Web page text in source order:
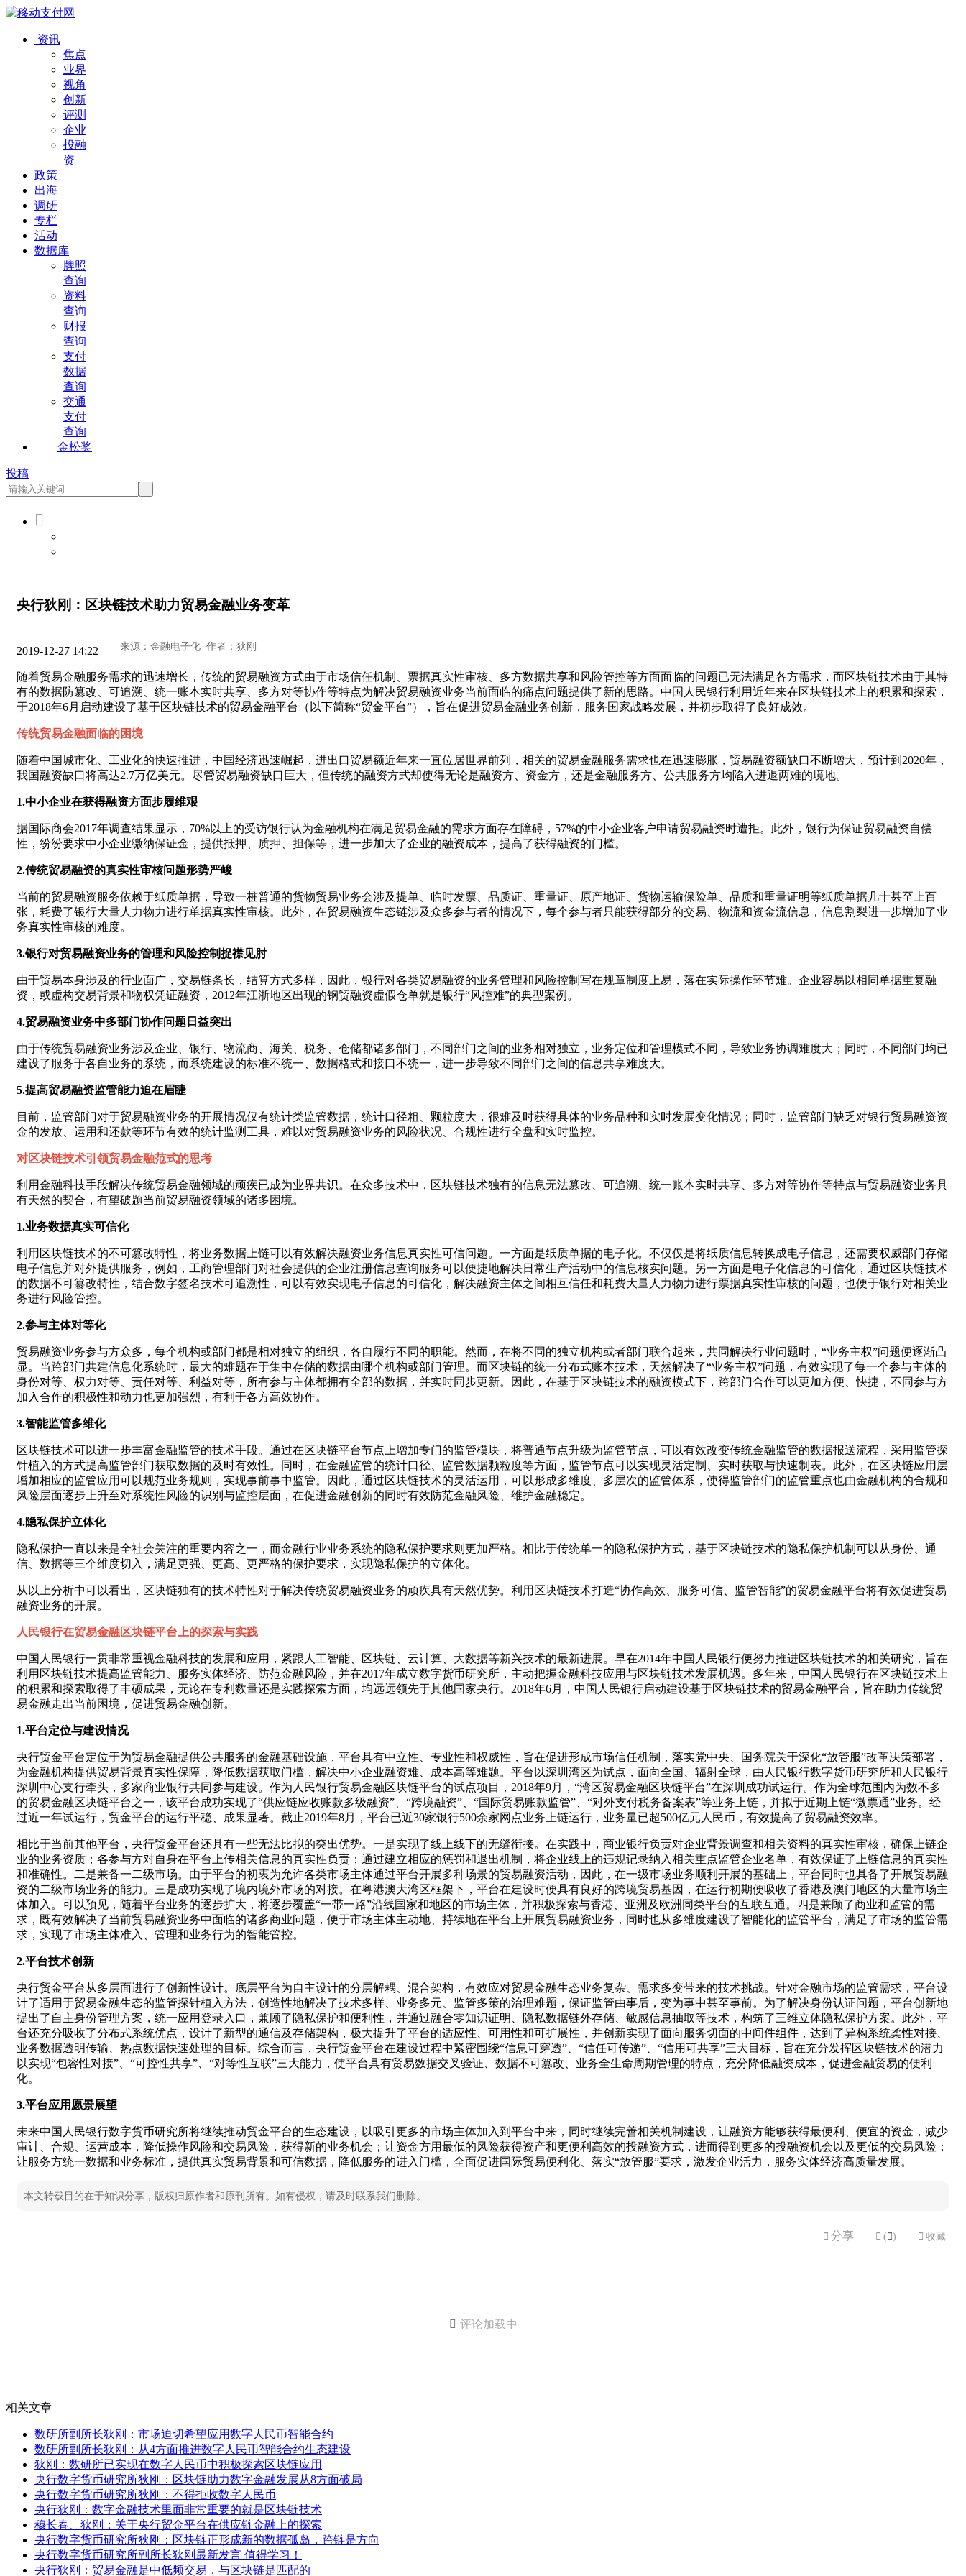
资讯
焦点
业界
视角
创新
评测
企业
投融
资
政策
出海
调研
专栏
活动
数据库
牌照
查询
资料
查询
财报
查询
支付
数据
查询
交通
支付
查询
金松奖
投稿

央行狄刚：区块链技术助力贸易金融业务变革
2019-12-27 14:22
随着贸易金融服务需求的迅速增长，传统的贸易融资方式由于市场信任机制、票据真实性审核、多方数据共享和风险管控等方面面临的问题已无法满足各方需求，而区块链技术由于其特
有的数据防篡改、可追溯、统一账本实时共享、多方对等协作等特点为解决贸易融资业务当前面临的痛点问题提供了新的思路。中国人民银行利用近年来在区块链技术上的积累和探索，
于2018年6月启动建设了基于区块链技术的贸易金融平台（以下简称“贸金平台”），旨在促进贸易金融业务创新，服务国家战略发展，并初步取得了良好成效。
传统贸易金融面临的困境
随着中国城市化、工业化的快速推进，中国经济迅速崛起，进出口贸易额近年来一直位居世界前列，相关的贸易金融服务需求也在迅速膨胀，贸易融资额缺口不断增大，预计到2020年，
我国融资缺口将高达2.7万亿美元。尽管贸易融资缺口巨大，但传统的融资方式却使得无论是融资方、资金方，还是金融服务方、公共服务方均陷入进退两难的境地。
1.中小企业在获得融资方面步履维艰
据国际商会2017年调查结果显示，70%以上的受访银行认为金融机构在满足贸易金融的需求方面存在障碍，57%的中小企业客户申请贸易融资时遭拒。此外，银行为保证贸易融资自偿
性，纷纷要求中小企业缴纳保证金，提供抵押、质押、担保等，进一步加大了企业的融资成本，提高了获得融资的门槛。
2.传统贸易融资的真实性审核问题形势严峻
当前的贸易融资服务依赖于纸质单据，导致一桩普通的货物贸易业务会涉及提单、临时发票、品质证、重量证、原产地证、货物运输保险单、品质和重量证明等纸质单据几十甚至上百
张，耗费了银行大量人力物力进行单据真实性审核。此外，在贸易融资生态链涉及众多参与者的情况下，每个参与者只能获得部分的交易、物流和资金流信息，信息割裂进一步增加了业
务真实性审核的难度。
3.银行对贸易融资业务的管理和风险控制捉襟见肘
由于贸易本身涉及的行业面广，交易链条长，结算方式多样，因此，银行对各类贸易融资的业务管理和风险控制写在规章制度上易，落在实际操作环节难。企业容易以相同单据重复融
资，或虚构交易背景和物权凭证融资，2012年江浙地区出现的钢贸融资虚假仓单就是银行“风控难”的典型案例。
4.贸易融资业务中多部门协作问题日益突出
由于传统贸易融资业务涉及企业、银行、物流商、海关、税务、仓储都诸多部门，不同部门之间的业务相对独立，业务定位和管理模式不同，导致业务协调难度大；同时，不同部门均已
建设了服务于各自业务的系统，而系统建设的标准不统一、数据格式和接口不统一，进一步导致不同部门之间的信息共享难度大。
5.提高贸易融资监管能力迫在眉睫
目前，监管部门对于贸易融资业务的开展情况仅有统计类监管数据，统计口径粗、颗粒度大，很难及时获得具体的业务品种和实时发展变化情况；同时，监管部门缺乏对银行贸易融资资
金的发放、运用和还款等环节有效的统计监测工具，难以对贸易融资业务的风险状况、合规性进行全盘和实时监控。
对区块链技术引领贸易金融范式的思考
利用金融科技手段解决传统贸易金融领域的顽疾已成为业界共识。在众多技术中，区块链技术独有的信息无法篡改、可追溯、统一账本实时共享、多方对等协作等特点与贸易融资业务具
有天然的契合，有望破题当前贸易融资领域的诸多困境。
1.业务数据真实可信化
利用区块链技术的不可篡改特性，将业务数据上链可以有效解决融资业务信息真实性可信问题。一方面是纸质单据的电子化。不仅仅是将纸质信息转换成电子信息，还需要权威部门存储
电子信息并对外提供服务，例如，工商管理部门对社会提供的企业注册信息查询服务可以便捷地解决日常生产活动中的信息核实问题。另一方面是电子化信息的可信化，通过区块链技术
的数据不可篡改特性，结合数字签名技术可追溯性，可以有效实现电子信息的可信化，解决融资主体之间相互信任和耗费大量人力物力进行票据真实性审核的问题，也便于银行对相关业
务进行风险管控。
2.参与主体对等化
贸易融资业务参与方众多，每个机构或部门都是相对独立的组织，各自履行不同的职能。然而，在将不同的独立机构或者部门联合起来，共同解决行业问题时，“业务主权”问题便逐渐凸
显。当跨部门共建信息化系统时，最大的难题在于集中存储的数据由哪个机构或部门管理。而区块链的统一分布式账本技术，天然解决了“业务主权”问题，有效实现了每一个参与主体的
身份对等、权力对等、责任对等、利益对等，所有参与主体都拥有全部的数据，并实时同步更新。因此，在基于区块链技术的融资模式下，跨部门合作可以更加方便、快捷，不同参与方
加入合作的积极性和动力也更加强烈，有利于各方高效协作。
3.智能监管多维化
区块链技术可以进一步丰富金融监管的技术手段。通过在区块链平台节点上增加专门的监管模块，将普通节点升级为监管节点，可以有效改变传统金融监管的数据报送流程，采用监管探
针植入的方式提高监管部门获取数据的及时有效性。同时，在金融监管的统计口径、监管数据颗粒度等方面，监管节点可以实现灵活定制、实时获取与快速制表。此外，在区块链应用层
增加相应的监管应用可以规范业务规则，实现事前事中监管。因此，通过区块链技术的灵活运用，可以形成多维度、多层次的监管体系，使得监管部门的监管重点也由金融机构的合规和
风险层面逐步上升至对系统性风险的识别与监控层面，在促进金融创新的同时有效防范金融风险、维护金融稳定。
4.隐私保护立体化
隐私保护一直以来是全社会关注的重要内容之一，而金融行业业务系统的隐私保护要求则更加严格。相比于传统单一的隐私保护方式，基于区块链技术的隐私保护机制可以从身份、通
信、数据等三个维度切入，满足更强、更高、更严格的保护要求，实现隐私保护的立体化。
从以上分析中可以看出，区块链独有的技术特性对于解决传统贸易融资业务的顽疾具有天然优势。利用区块链技术打造“协作高效、服务可信、监管智能”的贸易金融平台将有效促进贸易
融资业务的开展。
人民银行在贸易金融区块链平台上的探索与实践
中国人民银行一贯非常重视金融科技的发展和应用，紧跟人工智能、区块链、云计算、大数据等新兴技术的最新进展。早在2014年中国人民银行便努力推进区块链技术的相关研究，旨在
利用区块链技术提高监管能力、服务实体经济、防范金融风险，并在2017年成立数字货币研究所，主动把握金融科技应用与区块链技术发展机遇。多年来，中国人民银行在区块链技术上
的积累和探索取得了丰硕成果，无论在专利数量还是实践探索方面，均远远领先于其他国家央行。2018年6月，中国人民银行启动建设基于区块链技术的贸易金融平台，旨在助力传统贸
易金融走出当前困境，促进贸易金融创新。
1.平台定位与建设情况
央行贸金平台定位于为贸易金融提供公共服务的金融基础设施，平台具有中立性、专业性和权威性，旨在促进形成市场信任机制，落实党中央、国务院关于深化“放管服”改革决策部署，
为金融机构提供贸易背景真实性保障，降低数据获取门槛，解决中小企业融资难、成本高等难题。平台以深圳湾区为试点，面向全国、辐射全球，由人民银行数字货币研究所和人民银行
深圳中心支行牵头，多家商业银行共同参与建设。作为人民银行贸易金融区块链平台的试点项目，2018年9月，“湾区贸易金融区块链平台”在深圳成功试运行。作为全球范围内为数不多
的贸易金融区块链平台之一，该平台成功实现了“供应链应收账款多级融资”、“跨境融资”、“国际贸易账款监管”、“对外支付税务备案表”等业务上链，并拟于近期上链“微票通”业务。经
过近一年试运行，贸金平台的运行平稳、成果显著。截止2019年8月，平台已近30家银行500余家网点业务上链运行，业务量已超500亿元人民币，有效提高了贸易融资效率。
相比于当前其他平台，央行贸金平台还具有一些无法比拟的突出优势。一是实现了线上线下的无缝衔接。在实践中，商业银行负责对企业背景调查和相关资料的真实性审核，确保上链企
业的业务资质；各参与方对自身在平台上传相关信息的真实性负责；通过建立相应的惩罚和退出机制，将企业线上的违规记录纳入相关重点监管企业名单，有效保证了上链信息的真实性
和准确性。二是兼备一二级市场。由于平台的初衷为允许各类市场主体通过平台开展多种场景的贸易融资活动，因此，在一级市场业务顺利开展的基础上，平台同时也具备了开展贸易融
资的二级市场业务的能力。三是成功实现了境内境外市场的对接。在粤港澳大湾区框架下，平台在建设时便具有良好的跨境贸易基因，在运行初期便吸收了香港及澳门地区的大量市场主
体加入。可以预见，随着平台业务的逐步扩大，将逐步覆盖“一带一路”沿线国家和地区的市场主体，并积极探索与香港、亚洲及欧洲同类平台的互联互通。四是兼顾了商业和监管的需
求，既有效解决了当前贸易融资业务中面临的诸多商业问题，便于市场主体主动地、持续地在平台上开展贸易融资业务，同时也从多维度建设了智能化的监管平台，满足了市场的监管需
求，实现了市场主体准入、管理和业务行为的智能管控。
2.平台技术创新
央行贸金平台从多层面进行了创新性设计。底层平台为自主设计的分层解耦、混合架构，有效应对贸易金融生态业务复杂、需求多变带来的技术挑战。针对金融市场的监管需求，平台设
计了适用于贸易金融生态的监管探针植入方法，创造性地解决了技术多样、业务多元、监管多策的治理难题，保证监管由事后，变为事中甚至事前。为了解决身份认证问题，平台创新地
提出了自主身份管理方案，统一应用登录入口，兼顾了隐私保护和便利性，并通过融合零知识证明、隐私数据链外存储、敏感信息抽取等技术，构筑了三维立体隐私保护方案。此外，平
台还充分吸收了分布式系统优点，设计了新型的通信及存储架构，极大提升了平台的适应性、可用性和可扩展性，并创新实现了面向服务切面的中间件组件，达到了异构系统柔性对接、
业务数据透明传输、热点数据快速处理的目标。综合而言，央行贸金平台在建设过程中紧密围绕“信息可穿透”、“信任可传递”、“信用可共享”三大目标，旨在充分发挥区块链技术的潜力
以实现“包容性对接”、“可控性共享”、“对等性互联”三大能力，使平台具有贸易数据交叉验证、数据不可篡改、业务全生命周期管理的特点，充分降低融资成本，促进金融贸易的便利
化。
3.平台应用愿景展望
未来中国人民银行数字货币研究所将继续推动贸金平台的生态建设，以吸引更多的市场主体加入到平台中来，同时继续完善相关机制建设，让融资方能够获得最便利、便宜的资金，减少
审计、合规、运营成本，降低操作风险和交易风险，获得新的业务机会；让资金方用最低的风险获得资产和更便利高效的投融资方式，进而得到更多的投融资机会以及更低的交易风险；
让服务方统一数据和业务标准，提供真实贸易背景和可信数据，降低服务的进入门槛，全面促进国际贸易便利化、落实“放管服”要求，激发企业活力，服务实体经济高质量发展。
本文转载目的在于知识分享，版权归原作者和原刊所有。如有侵权，请及时联系我们删除。
 分享  ( )  收藏
 评论加载中
相关文章
数研所副所长狄刚：市场迫切希望应用数字人民币智能合约
数研所副所长狄刚：从4方面推进数字人民币智能合约生态建设
狄刚：数研所已实现在数字人民币中积极探索区块链应用
央行数字货币研究所狄刚：区块链助力数字金融发展从8方面破局
央行数字货币研究所狄刚：不得拒收数字人民币
央行狄刚：数字金融技术里面非常重要的就是区块链技术
穆长春、狄刚：关于央行贸金平台在供应链金融上的探索
央行数字货币研究所狄刚：区块链正形成新的数据孤岛，跨链是方向
央行数字货币研究所副所长狄刚最新发言 值得学习！
央行狄刚：贸易金融是中低频交易，与区块链是匹配的